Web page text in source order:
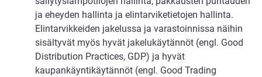
ja eheyden hallinta ja elintarviketietojen hallinta.
Elintarvikkeiden jakelussa ja varastoinnissa näihin
sisältyvät myös hyvät jakelukäytännöt (engl. Good
Distribution Practices, GDP) ja hyvät
kaupankäyntikäytännöt (engl. Good Trading